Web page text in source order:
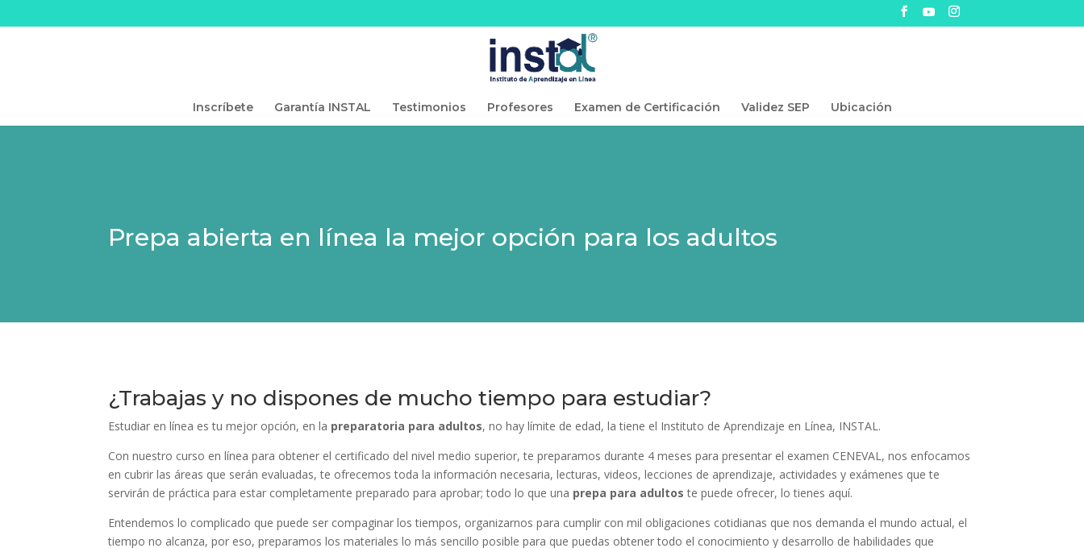
Inscríbete Garantía INSTAL Testimonios Profesores Examen de Certificación Validez SEP Ubicación
Prepa abierta en línea la mejor opción para los adultos
¿Trabajas y no dispones de mucho tiempo para estudiar?
Estudiar en línea es tu mejor opción, en la preparatoria para adultos, no hay límite de edad, la tiene el Instituto de Aprendizaje en Línea, INSTAL.
Con nuestro curso en línea para obtener el certificado del nivel medio superior, te preparamos durante 4 meses para presentar el examen CENEVAL, nos enfocamos
en cubrir las áreas que serán evaluadas, te ofrecemos toda la información necesaria, lecturas, videos, lecciones de aprendizaje, actividades y exámenes que te
servirán de práctica para estar completamente preparado para aprobar; todo lo que una prepa para adultos te puede ofrecer, lo tienes aquí.
Entendemos lo complicado que puede ser compaginar los tiempos, organizarnos para cumplir con mil obligaciones cotidianas que nos demanda el mundo actual, el
tiempo no alcanza, por eso, preparamos los materiales lo más sencillo posible para que puedas obtener todo el conocimiento y desarrollo de habilidades que